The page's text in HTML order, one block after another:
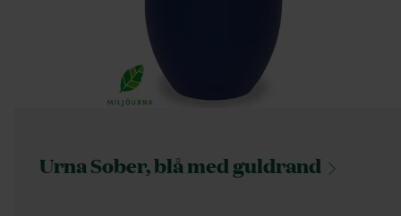
Urna Sober, blå medguldrand